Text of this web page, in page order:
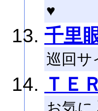
♥
千里
巡回サ
ＴＥ